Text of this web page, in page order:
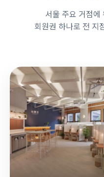
서울 주요 거점에
회원권 하나로 전 지